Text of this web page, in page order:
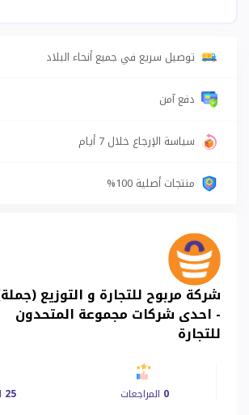
توصيل سريع في جميع أنحاء البلاد
دفع آمن
سياسة الإرجاع خلال 7 أيام
منتجات أصلية 100%
شركة مربوح للتجارة و التوزيع
- احدى شركات مجموعة المتحدون
للتجارة
0 المراجعات 25